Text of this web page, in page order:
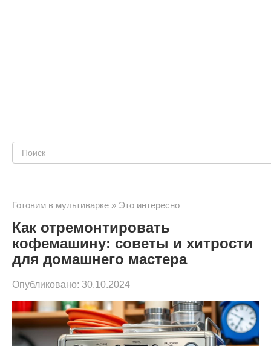
Поиск:
Готовим в мультиварке » Это интересно
Как отремонтировать
кофемашину: советы и хитрости
для домашнего мастера
Опубликовано: 30.10.2024